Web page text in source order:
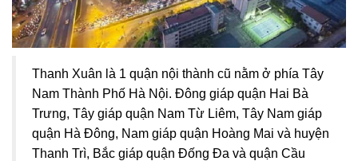
Thanh Xuân là 1 quận nội thành cũ nằm ở phía Tây
Nam Thành Phố Hà Nội. Đông giáp quận Hai Bà
Trưng, Tây giáp quận Nam Từ Liêm, Tây Nam giáp
quận Hà Đông, Nam giáp quận Hoàng Mai và huyện
Thanh Trì, Bắc giáp quận Đống Đa và quận Cầu